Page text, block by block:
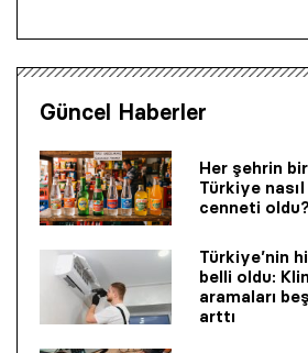
Güncel Haberler
Her şehrin
Türkiye
cenneti oldu?
Türkiye’nin
belli oldu:
aramaları
arttı